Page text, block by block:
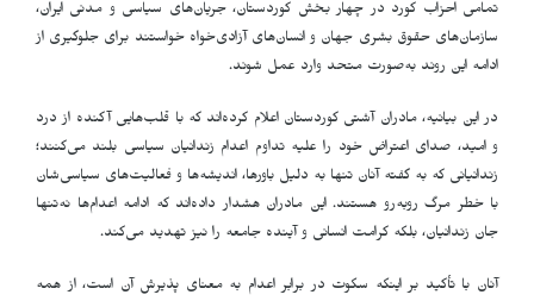
تمامی احزاب کورد در چهار بخش کوردستان، جریان‌های سیاسی و مدنی ایران،
سازمان‌های حقوق بشری جهان و انسان‌های آزادی‌خواه خواستند برای جلوگیری از
ادامه این روند به‌صورت متحد وارد عمل شوند.
در این بیانیه، مادران آشتی کوردستان اعلام کرده‌اند که با قلب‌هایی آکنده از درد
و امید، صدای اعتراض خود را علیه تداوم اعدام زندانیان سیاسی بلند می‌کنند؛
زندانیانی که به گفته آنان تنها به دلیل باورها، اندیشه‌ها و فعالیت‌های سیاسی‌شان
با خطر مرگ روبه‌رو هستند. این مادران هشدار داده‌اند که ادامه اعدام‌ها نه‌تنها
جان زندانیان، بلکه کرامت انسانی و آینده جامعه را نیز تهدید می‌کند.
آنان با تأکید بر اینکه سکوت در برابر اعدام به معنای پذیرش آن است، از همه